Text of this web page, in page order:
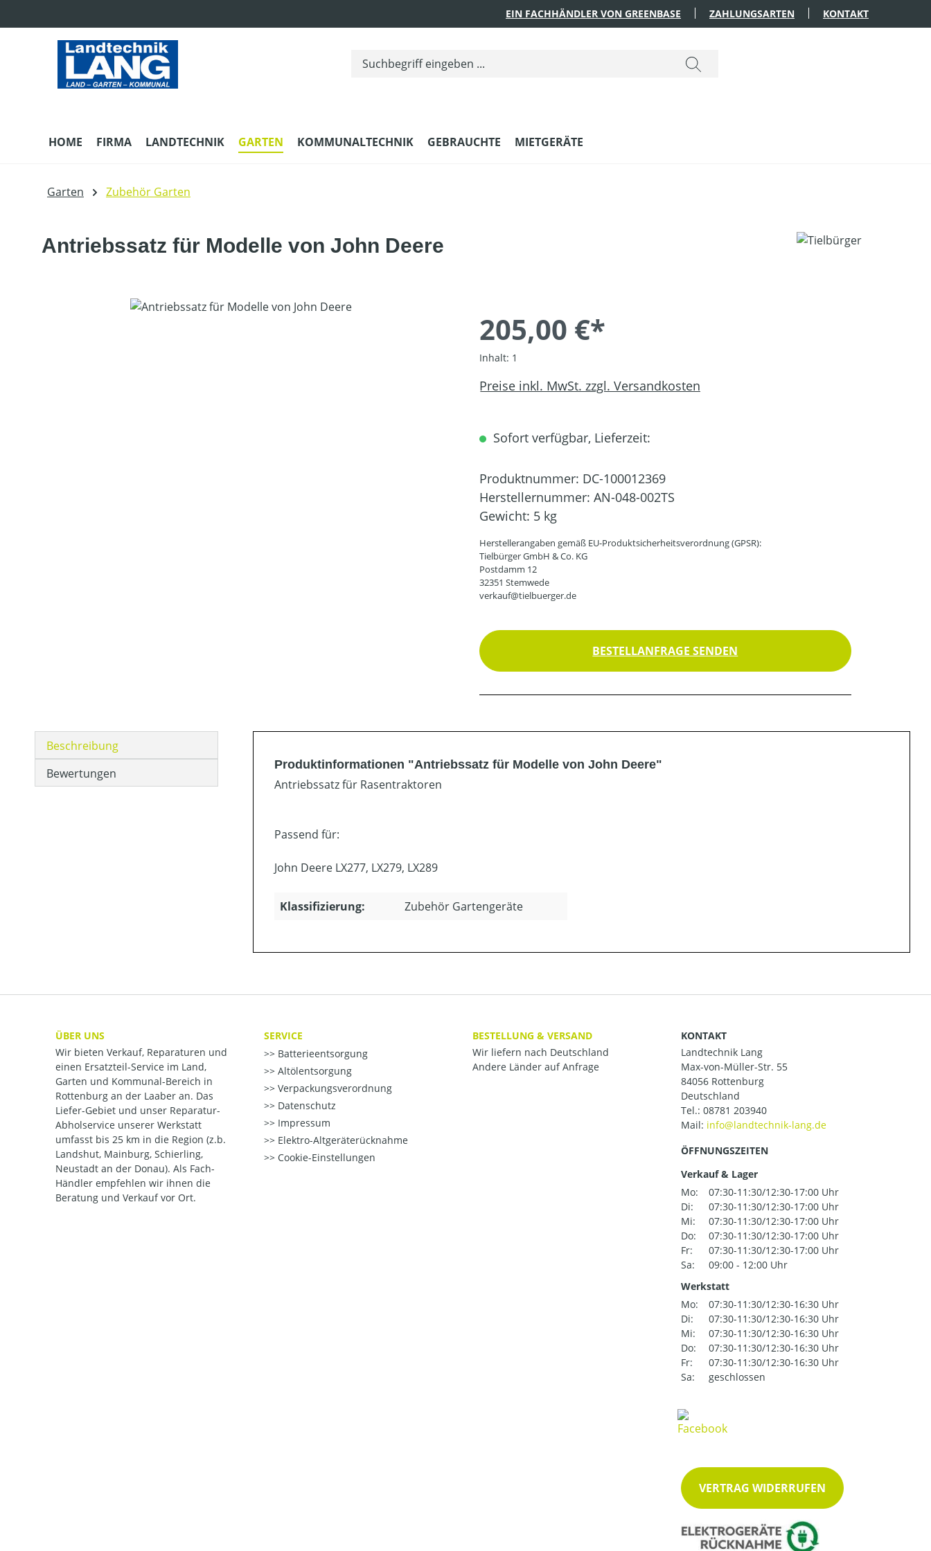
EIN FACHHÄNDLER VON GREENBASE ZAHLUNGSARTEN KONTAKT
HOME FIRMA LANDTECHNIK GARTEN KOMMUNALTECHNIK GEBRAUCHTE MIETGERÄTE
Garten Zubehör Garten
Antriebssatz für Modelle von John Deere
Bildergalerie überspringen
205,00 €*
Inhalt: 1
Preise inkl. MwSt. zzgl. Versandkosten
Sofort verfügbar, Lieferzeit:
Produktnummer: DC-100012369
Herstellernummer: AN-048-002TS
Gewicht: 5 kg
Herstellerangaben gemäß EU-Produktsicherheitsverordnung (GPSR):
Tielbürger GmbH & Co. KG
Postdamm 12
32351 Stemwede
verkauf@tielbuerger.de
BESTELLANFRAGE SENDEN
Beschreibung
Bewertungen
Produktinformationen "Antriebssatz für Modelle von John Deere"
Antriebssatz für Rasentraktoren
Passend für:
John Deere LX277, LX279, LX289
Klassifizierung: Zubehör Gartengeräte
ÜBER UNS
Wir bieten Verkauf, Reparaturen und
einen Ersatzteil-Service im Land,
Garten und Kommunal-Bereich in
Rottenburg an der Laaber an. Das
Liefer-Gebiet und unser Reparatur-
Abholservice unserer Werkstatt
umfasst bis 25 km in die Region (z.b.
Landshut, Mainburg, Schierling,
Neustadt an der Donau). Als Fach-
Händler empfehlen wir ihnen die
Beratung und Verkauf vor Ort.
SERVICE
Batterieentsorgung
Altölentsorgung
Verpackungsverordnung
Datenschutz
Impressum
Elektro-Altgeräterücknahme
Cookie-Einstellungen
BESTELLUNG & VERSAND
Wir liefern nach Deutschland
Andere Länder auf Anfrage
KONTAKT
Landtechnik Lang
Max-von-Müller-Str. 55
84056 Rottenburg
Deutschland
Tel.: 08781 203940
Mail:
ÖFFNUNGSZEITEN
Verkauf & Lager
Mo:
07:30-11:30/12:30-17:00 Uhr
Di:
07:30-11:30/12:30-17:00 Uhr
Mi:
07:30-11:30/12:30-17:00 Uhr
Do:
07:30-11:30/12:30-17:00 Uhr
Fr:
07:30-11:30/12:30-17:00 Uhr
Sa:
09:00 - 12:00 Uhr
Werkstatt
Mo:
07:30-11:30/12:30-16:30 Uhr
Di:
07:30-11:30/12:30-16:30 Uhr
Mi:
07:30-11:30/12:30-16:30 Uhr
Do:
07:30-11:30/12:30-16:30 Uhr
Fr:
07:30-11:30/12:30-16:30 Uhr
Sa:
geschlossen
VERTRAG WIDERRUFEN